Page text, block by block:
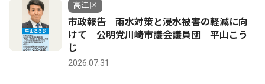
高津区
市政報告 雨水対策と浸水被害の軽減に向
けて 公明党川崎市議会議員団 平山こう
じ
2026.07.31